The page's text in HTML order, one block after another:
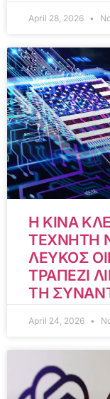
April 28, 2026
Η ΚΙΝΑ
ΤΕΧΝΗΤΗ
ΛΕΥΚΟΣ
ΤΡΑΠΕΖΙ
ΤΗ
April 24, 2026